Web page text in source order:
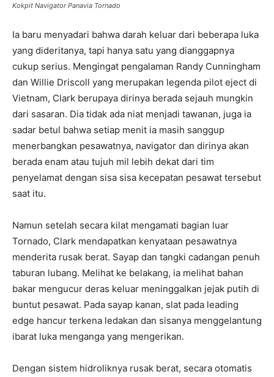
Kokpit Navigator Panavia Tornado
Ia baru menyadari bahwa darah keluar dari beberapa luka
yang dideritanya, tapi hanya satu yang dianggapnya
cukup serius. Mengingat pengalaman Randy Cunningham
dan Willie Driscoll yang merupakan legenda pilot eject di
Vietnam, Clark berupaya dirinya berada sejauh mungkin
dari sasaran. Dia tidak ada niat menjadi tawanan, juga ia
sadar betul bahwa setiap menit ia masih sanggup
menerbangkan pesawatnya, navigator dan dirinya akan
berada enam atau tujuh mil lebih dekat dari tim
penyelamat dengan sisa sisa kecepatan pesawat tersebut
saat itu.
Namun setelah secara kilat mengamati bagian luar
Tornado, Clark mendapatkan kenyataan pesawatnya
menderita rusak berat. Sayap dan tangki cadangan penuh
taburan lubang. Melihat ke belakang, ia melihat bahan
bakar mengucur deras keluar meninggalkan jejak putih di
buntut pesawat. Pada sayap kanan, slat pada leading
edge hancur terkena ledakan dan sisanya menggelantung
ibarat luka menganga yang mengerikan.
Dengan sistem hidroliknya rusak berat, secara otomatis